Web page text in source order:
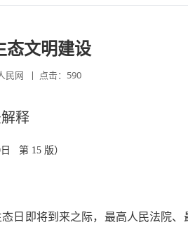
态文明建设
民网 丨 点击：590
释
第 15 版）
即将到来之际，最高人民法院、